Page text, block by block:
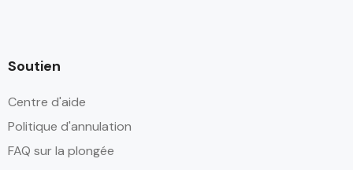
Soutien
Centre d'aide
Politique d'annulation
FAQ sur la plongée